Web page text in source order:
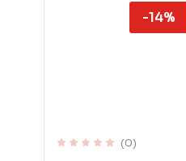
(0)
-14%